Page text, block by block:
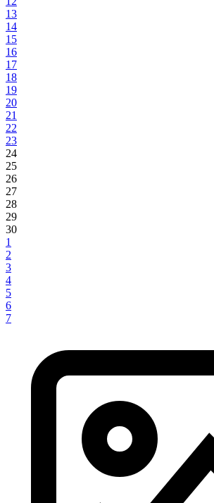
13
14
15
16
17
18
19
20
21
22
23
24
25
26
27
28
29
30
1
2
3
4
5
6
7